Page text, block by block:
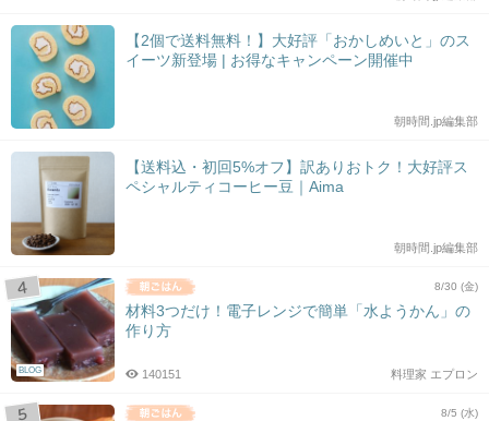
【2個で送料無料！】大好評「おかしめいと」のス
イーツ新登場 | お得なキャンペーン開催中
朝時間.jp編集部
【送料込・初回5%オフ】訳ありおトク！大好評ス
ペシャルティコーヒー豆｜Aima
朝時間.jp編集部
BLOG
8/30 (金)
材料3つだけ！電子レンジで簡単「水ようかん」の
作り方
料理家 エプロン
140151
8/5 (水)